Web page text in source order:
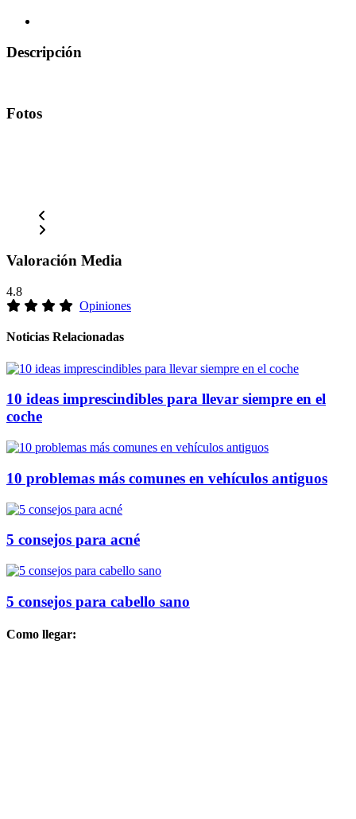
Descripción
Fotos
Valoración Media
4.8
Opiniones
Noticias Relacionadas
10 ideas imprescindibles para llevar siempre en el
coche
10 problemas más comunes en vehículos antiguos
5 consejos para acné
5 consejos para cabello sano
Como llegar: